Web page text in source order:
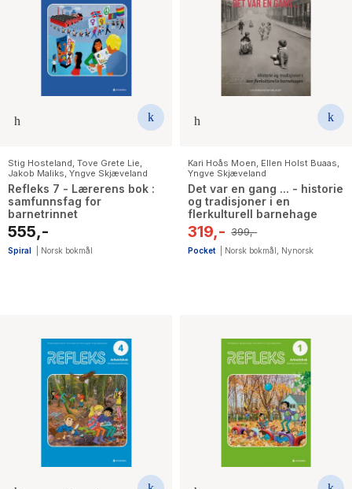
Stig Hosteland, Tove Grete Lie,
Jakob Maliks, Yngve Skjæveland
Refleks 7 - Lærerens bok :
samfunnsfag for
barnetrinnet
555,-
Spiral Norsk bokmål
Kari Hoås Moen, Ellen Holst Buaas,
Yngve Skjæveland
Det var en gang ... - historie
og tradisjoner i en
flerkulturell barnehage
319,- 399,-
Pocket Norsk bokmål , Nynorsk